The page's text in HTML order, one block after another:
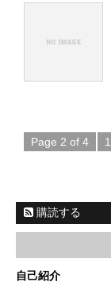
Page 2 of 4 1
購読する
自己紹介